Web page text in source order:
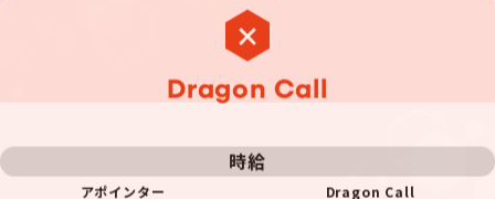
Dragon Call
時給
アポインター Dragon Call